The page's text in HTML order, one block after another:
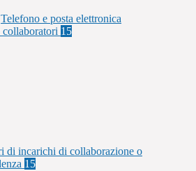
Telefono e posta elettronica
15
di incarichi di collaborazione o
15